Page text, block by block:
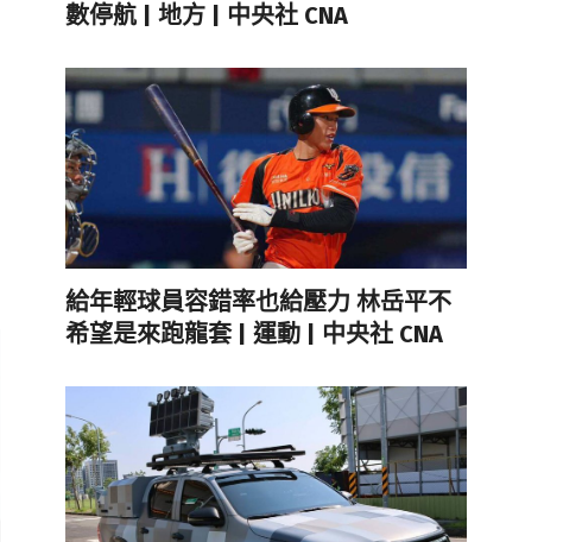
數停航 | 地方 | 中央社 CNA
給年輕球員容錯率也給壓力 林岳平不
希望是來跑龍套 | 運動 | 中央社 CNA